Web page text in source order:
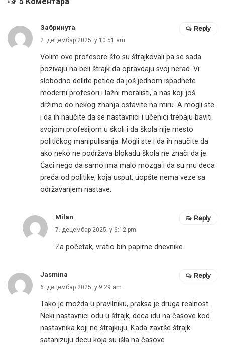
Забринута
2. децембар 2025. у 10:51 am
Volim ove profesore što su štrajkovali pa se sada
pozivaju na beli štrajk da opravdaju svoj nerad. Vi
slobodno dellite petice da još jednom ispadnete
moderni profesori i lažni moralisti, a nas koji još
držimo do nekog znanja ostavite na miru. A mogli ste
i da ih naučite da se nastavnici i učenici trebaju baviti
svojom profesijom u školi i da škola nije mesto
političkog manipulisanja. Mogli ste i da ih naučite da
ako neko ne podržava blokadu škola ne znači da je
Ćaci nego da samo ima malo mozga i da su mu deca
preča od politike, koja usput, uopšte nema veze sa
održavanjem nastave.
Reply
Milan
7. децембар 2025. у 6:12 pm
Za početak, vratio bih papirne dnevnike.
Reply
Jasmina
6. децембар 2025. у 9:29 am
Tako je možda u pravilniku, praksa je druga realnost.
Neki nastavnici odu u štrajk, deca idu na časove kod
nastavnika koji ne štrajkuju. Kada završe štrajk
satanizuju decu koja su išla na časove
Reply